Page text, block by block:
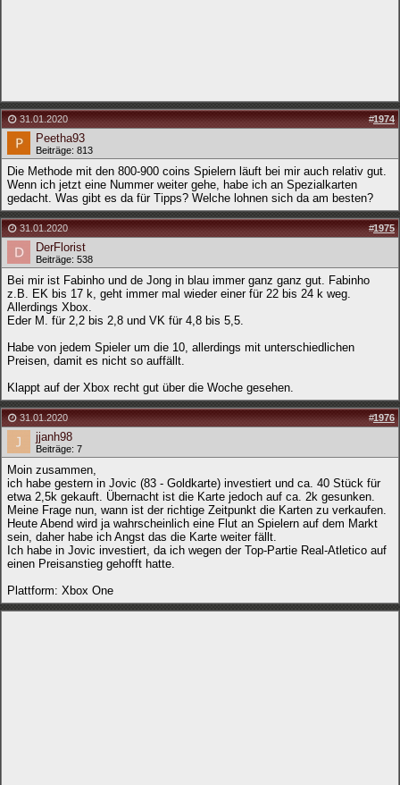
31.01.2020 #1974
Peetha93
Beiträge: 813
Die Methode mit den 800-900 coins Spielern läuft bei mir auch relativ gut.
Wenn ich jetzt eine Nummer weiter gehe, habe ich an Spezialkarten
gedacht. Was gibt es da für Tipps? Welche lohnen sich da am besten?
31.01.2020 #1975
DerFlorist
Beiträge: 538
Bei mir ist Fabinho und de Jong in blau immer ganz ganz gut. Fabinho
z.B. EK bis 17 k, geht immer mal wieder einer für 22 bis 24 k weg.
Allerdings Xbox.
Eder M. für 2,2 bis 2,8 und VK für 4,8 bis 5,5.
Habe von jedem Spieler um die 10, allerdings mit unterschiedlichen
Preisen, damit es nicht so auffällt.
Klappt auf der Xbox recht gut über die Woche gesehen.
31.01.2020 #1976
jjanh98
Beiträge: 7
Moin zusammen,
ich habe gestern in Jovic (83 - Goldkarte) investiert und ca. 40 Stück für
etwa 2,5k gekauft. Übernacht ist die Karte jedoch auf ca. 2k gesunken.
Meine Frage nun, wann ist der richtige Zeitpunkt die Karten zu verkaufen.
Heute Abend wird ja wahrscheinlich eine Flut an Spielern auf dem Markt
sein, daher habe ich Angst das die Karte weiter fällt.
Ich habe in Jovic investiert, da ich wegen der Top-Partie Real-Atletico auf
einen Preisanstieg gehofft hatte.
Plattform: Xbox One